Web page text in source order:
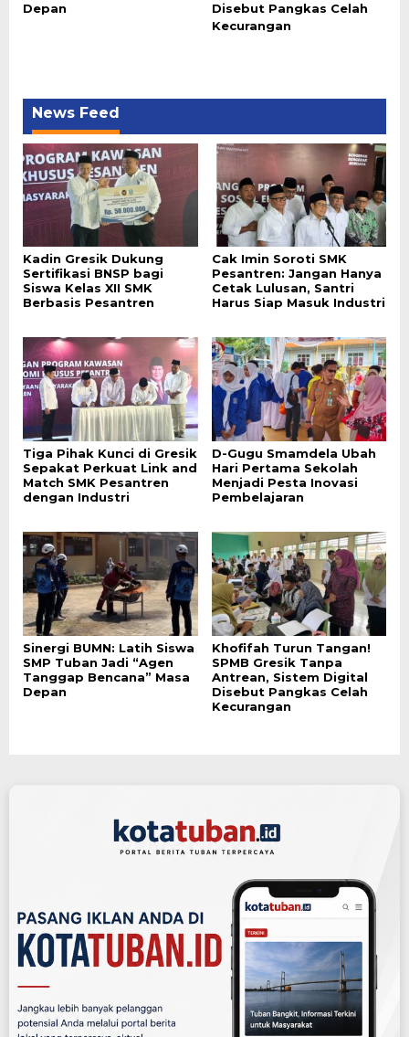
Depan
Disebut Pangkas Celah
Kecurangan
News Feed
Kadin Gresik Dukung
Sertifikasi BNSP bagi
Siswa Kelas XII SMK
Berbasis Pesantren
Cak Imin Soroti SMK
Pesantren: Jangan Hanya
Cetak Lulusan, Santri
Harus Siap Masuk Industri
Tiga Pihak Kunci di Gresik
Sepakat Perkuat Link and
Match SMK Pesantren
dengan Industri
D-Gugu Smamdela Ubah
Hari Pertama Sekolah
Menjadi Pesta Inovasi
Pembelajaran
Sinergi BUMN: Latih Siswa
SMP Tuban Jadi “Agen
Tanggap Bencana” Masa
Depan
Khofifah Turun Tangan!
SPMB Gresik Tanpa
Antrean, Sistem Digital
Disebut Pangkas Celah
Kecurangan